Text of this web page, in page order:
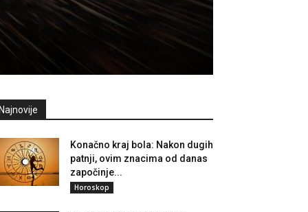
Najnovije
Konačno kraj bola: Nakon dugih
patnji, ovim znacima od danas
započinje...
Horoskop